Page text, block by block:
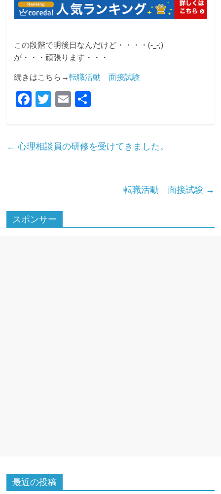
この段階で明後日なんだけど・・・・(-_-;)
が・・・頑張ります・・・
続きはこちら→転職活動 面接試験
F
e
k
T
er
E
l
← 心理相談員の研修を受けてきました。
転職活動 面接試験 →
スポンサー
最近の投稿